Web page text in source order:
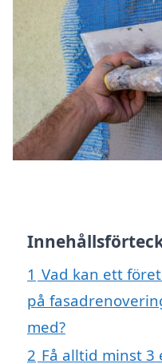
1 Vad kan ett
på
med?
2 Få alltid minst